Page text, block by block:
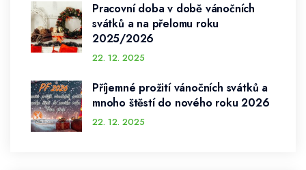
Pracovní doba v době vánočních
svátků a na přelomu roku
2025/2026
22. 12. 2025
Příjemné prožití vánočních svátků a
mnoho štěstí do nového roku 2026
22. 12. 2025